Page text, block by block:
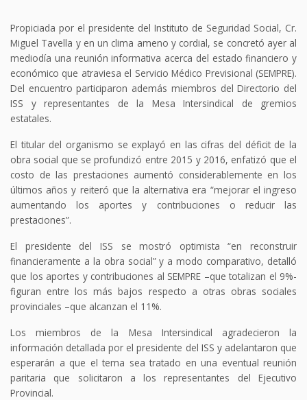
Propiciada por el presidente del Instituto de Seguridad Social, Cr.
Miguel Tavella y en un clima ameno y cordial, se concretó ayer al
mediodía una reunión informativa acerca del estado financiero y
económico que atraviesa el Servicio Médico Previsional (SEMPRE).
Del encuentro participaron además miembros del Directorio del
ISS y representantes de la Mesa Intersindical de gremios
estatales.
El titular del organismo se explayó en las cifras del déficit de la
obra social que se profundizó entre 2015 y 2016, enfatizó que el
costo de las prestaciones aumentó considerablemente en los
últimos años y reiteró que la alternativa era “mejorar el ingreso
aumentando los aportes y contribuciones o reducir las
prestaciones”.
El presidente del ISS se mostró optimista “en reconstruir
financieramente a la obra social” y a modo comparativo, detalló
que los aportes y contribuciones al SEMPRE –que totalizan el 9%-
figuran entre los más bajos respecto a otras obras sociales
provinciales –que alcanzan el 11%.
Los miembros de la Mesa Intersindical agradecieron la
información detallada por el presidente del ISS y adelantaron que
esperarán a que el tema sea tratado en una eventual reunión
paritaria que solicitaron a los representantes del Ejecutivo
Provincial.